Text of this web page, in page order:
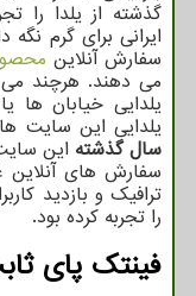
گذشته از یلدا را
ایرانی برای گرم
سفارش آنلاین
می دهند. هرچند می
یلدایی خیابان
یلدایی این سایت
سال گذشته این
را تجربه کرده بود.
فینتک پای